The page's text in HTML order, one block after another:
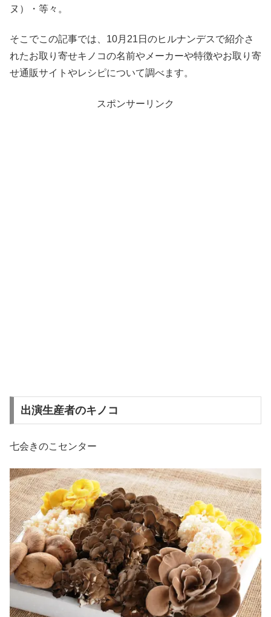
ヌ）・等々。
そこでこの記事では、10月21日のヒルナンデスで紹介さ
れたお取り寄せキノコの名前やメーカーや特徴やお取り寄
せ通販サイトやレシピについて調べます。
スポンサーリンク
出演生産者のキノコ
七会きのこセンター